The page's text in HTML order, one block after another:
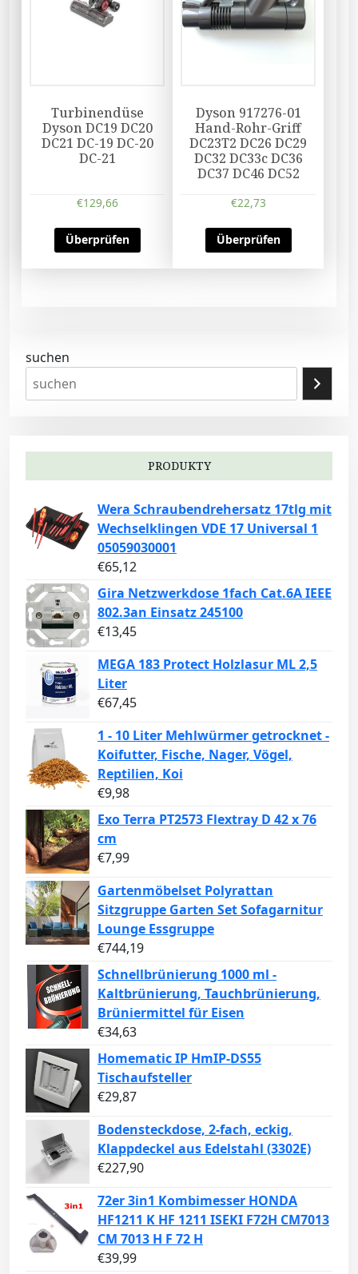
Turbinendüse
Dyson DC19 DC20
DC21 DC-19 DC-20
DC-21
€129,66
Überprüfen
Dyson 917276-01
Hand-Rohr-Griff
DC23T2 DC26 DC29
DC32 DC33c DC36
DC37 DC46 DC52
€22,73
Überprüfen
suchen
PRODUKTY
Wera Schraubendrehersatz 17tlg mit
Wechselklingen VDE 17 Universal 1
05059030001
€65,12
Gira Netzwerkdose 1fach Cat.6A IEEE
802.3an Einsatz 245100
€13,45
MEGA 183 Protect Holzlasur ML 2,5
Liter
€67,45
1 - 10 Liter Mehlwürmer getrocknet -
Koifutter, Fische, Nager, Vögel,
Reptilien, Koi
€9,98
Exo Terra PT2573 Flextray D 42 x 76
cm
€7,99
Gartenmöbelset Polyrattan
Sitzgruppe Garten Set Sofagarnitur
Lounge Essgruppe
€744,19
Schnellbrünierung 1000 ml -
Kaltbrünierung, Tauchbrünierung,
Brüniermittel für Eisen
€34,63
Homematic IP HmIP-DS55
Tischaufsteller
€29,87
Bodensteckdose, 2-fach, eckig,
Klappdeckel aus Edelstahl (3302E)
€227,90
72er 3in1 Kombimesser HONDA
HF1211 K HF 1211 ISEKI F72H CM7013
CM 7013 H F 72 H
€39,99